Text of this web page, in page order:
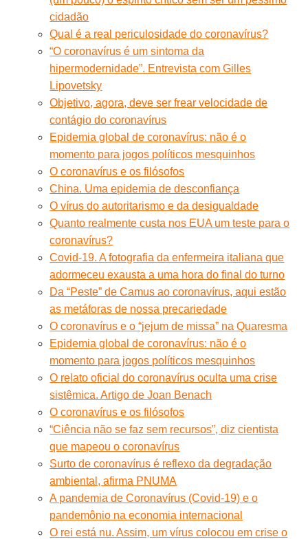
cidadão
Qual é a real periculosidade do coronavírus?
“O coronavírus é um sintoma da
hipermodernidade”. Entrevista com Gilles
Lipovetsky
Objetivo, agora, deve ser frear velocidade de
contágio do coronavírus
Epidemia global de coronavírus: não é o
momento para jogos políticos mesquinhos
O coronavírus e os filósofos
China. Uma epidemia de desconfiança
O vírus do autoritarismo e da desigualdade
Quanto realmente custa nos EUA um teste para o
coronavírus?
Covid-19. A fotografia da enfermeira italiana que
adormeceu exausta a uma hora do final do turno
Da “Peste” de Camus ao coronavírus, aqui estão
as metáforas de nossa precariedade
O coronavírus e o “jejum de missa” na Quaresma
Epidemia global de coronavírus: não é o
momento para jogos políticos mesquinhos
O relato oficial do coronavírus oculta uma crise
sistêmica. Artigo de Joan Benach
O coronavírus e os filósofos
“Ciência não se faz sem recursos”, diz cientista
que mapeou o coronavírus
Surto de coronavírus é reflexo da degradação
ambiental, afirma PNUMA
A pandemia de Coronavírus (Covid-19) e o
pandemônio na economia internacional
O rei está nu. Assim, um vírus colocou em crise o